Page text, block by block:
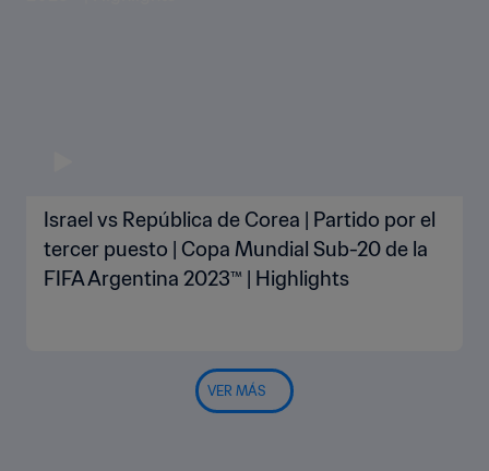
Israel vs República de Corea | Partido por el
tercer puesto | Copa Mundial Sub-20 de la
FIFA Argentina 2023™ | Highlights
VER MÁS